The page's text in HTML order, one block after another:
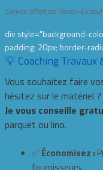
Service offert par Renov-Ex
div style="background-
padding: 20px; border-
💡 Coaching Travaux
Vous souhaitez faire
hésitez sur le matériel ?
Je vous conseille
parquet ou lino.
✅ Économisez :
fournisseurs.